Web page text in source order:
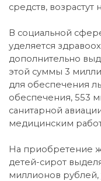
средств,
В социальной
уделяется
дополнительно
этой суммы 3
для обеспечения
обеспечения, 553
санитарной
медицинским
На приобретение
детей-сирот
миллионов